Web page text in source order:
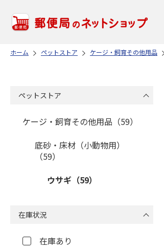
ホーム ペットストア ケージ・飼育その他用品
ペットストア
ケージ・飼育その他用品（59）
底砂・床材（小動物用）
（59）
ウサギ（59）
在庫状況
在庫あり